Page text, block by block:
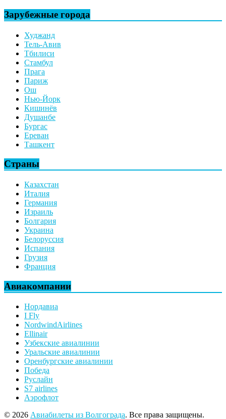
Зарубежные города
Худжанд
Тель-Авив
Тбилиси
Стамбул
Прага
Париж
Ош
Нью-Йорк
Кишинёв
Душанбе
Бургас
Ереван
Ташкент
Страны
Казахстан
Италия
Германия
Израиль
Болгария
Украина
Белоруссия
Испания
Грузия
Франция
Авиакомпании
Нордавиа
I Fly
NordwindAirlines
Ellinair
Узбекские авиалинии
Уральские авиалинии
Оренбургские авиалинии
Победа
Руслайн
S7 airlines
Аэрофлот
© 2026 Авиабилеты из Волгограда. Все права защищены.